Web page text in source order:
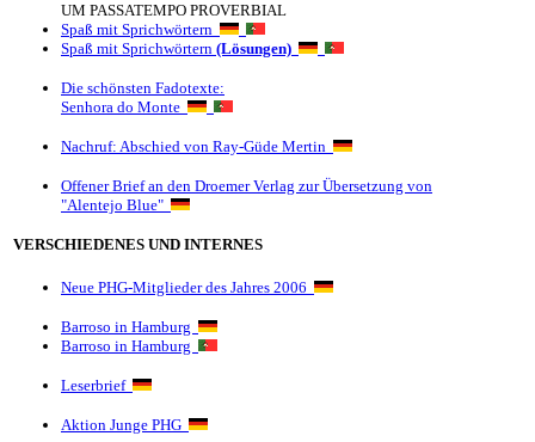
UM PASSATEMPO PROVERBIAL
Spaß mit Sprichwörtern
Spaß mit Sprichwörtern (Lösungen)
Die schönsten Fadotexte:
Senhora do Monte
Nachruf: Abschied von Ray-Güde Mertin
Offener Brief an den Droemer Verlag zur Übersetzung von
"Alentejo Blue"
VERSCHIEDENES UND INTERNES
Neue PHG-Mitglieder des Jahres 2006
Barroso in Hamburg
Barroso in Hamburg
Leserbrief
Aktion Junge PHG